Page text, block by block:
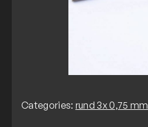
Categories: rund 3x 0,75 mm